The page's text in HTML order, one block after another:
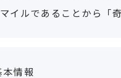
イルであることから「
情報